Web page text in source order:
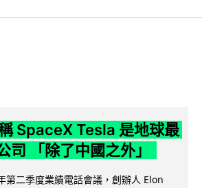
SpaceX Tesla 是地球最
司 「除了中國之外」
第二季度業績電話會議，創辦人 Elon